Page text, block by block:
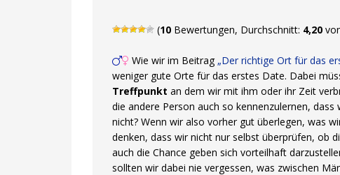
(10 Bewertungen, Durchschnitt: 4,20
Wie wir im Beitrag „Der richtige Ort für das
weniger gute Orte für das erstes Date. Dabei
Treffpunkt an dem wir mit ihm oder ihr Zeit
die andere Person auch so kennenzulernen,
nicht? Wenn wir also vorher gut überlegen, was
denken, dass wir nicht nur selbst überprüfen, ob
auch die Chance geben sich vorteilhaft
sollten wir dabei nie vergessen, was zwischen